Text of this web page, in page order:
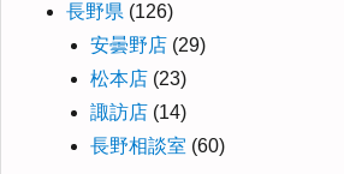
長野県 (126)
安曇野店 (29)
松本店 (23)
諏訪店 (14)
長野相談室 (60)